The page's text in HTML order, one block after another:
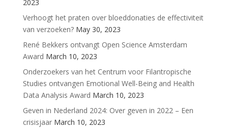
2023
Verhoogt het praten over bloeddonaties de effectiviteit
van verzoeken? May 30, 2023
René Bekkers ontvangt Open Science Amsterdam
Award March 10, 2023
Onderzoekers van het Centrum voor Filantropische
Studies ontvangen Emotional Well-Being and Health
Data Analysis Award March 10, 2023
Geven in Nederland 2024: Over geven in 2022 – Een
crisisjaar March 10, 2023